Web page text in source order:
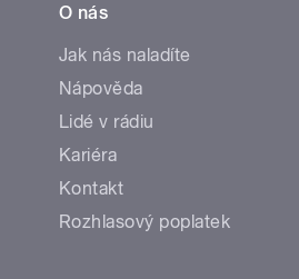
O nás
Jak nás naladíte
Nápověda
Lidé v rádiu
Kariéra
Kontakt
Rozhlasový poplatek